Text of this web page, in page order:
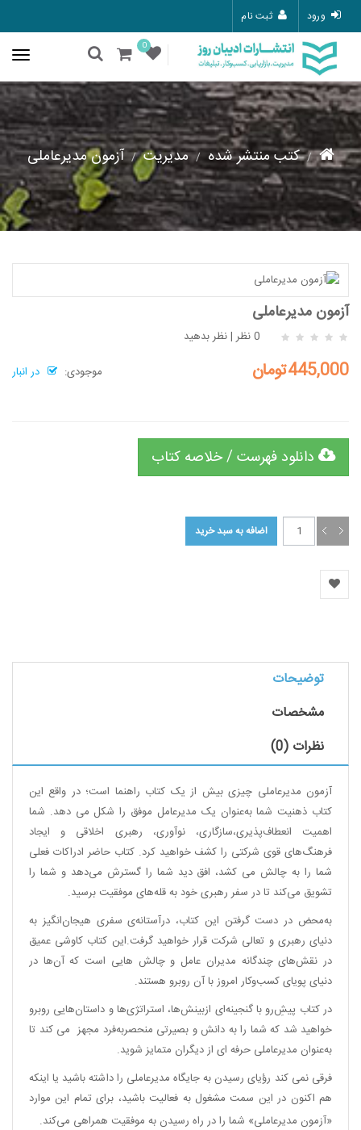
ورود ثبت نام
0
کتب منتشر شده مدیریت آزمون مدیرعاملی
آزمون مدیرعاملی
0 نظر |نظر بدهید
موجودی:
در انبار 445,000تومان
دانلود فهرست / خلاصه کتاب
توضیحات
مشخصات
نظرات (0)
آزمون مدیرعاملی چیزی بیش از یک کتاب راهنما است؛ در واقع این
کتاب ذهنیت شما به‌عنوان یک مدیرعامل موفق را شکل می دهد. شما
اهمیت انعطاف‌پذیری،سازگاری، نوآوری، رهبری اخلاقی و ایجاد
فرهنگ‌های قوی شرکتی را کشف خواهید کرد. کتاب حاضر ادراکات فعلی
شما را به چالش می کشد، افق دید شما را گسترش می‌دهد و شما را
تشویق می‌کند تا در سفر رهبری خود به قله‌های موفقیت برسید.
به‌محض در دست گرفتن این کتاب، درآستانه‌ی سفری هیجان‌انگیز به
دنیای رهبری و تعالی شرکت قرار خواهید گرفت.این کتاب کاوشی عمیق
در نقش‌های چندگانه مدیران عامل و چالش هایی است که آن‌ها در
دنیای پویای کسب‌وکار امروز با آن روبرو هستند.
در کتاب پیشِ‌رو با گنجینه‌ای ازبینش‌ها، استراتژی‌ها و داستان‌هایی روبرو
خواهید شد که شما را به دانش و بصیرتی منحصربه‌فرد مجهز می کند تا
به‌عنوان مدیرعاملی حرفه ای از دیگران متمایز شوید.
فرقی نمی کند رؤیای رسیدن به جایگاه مدیرعاملی را داشته باشید یا اینکه
هم‌ اکنون در این سمت مشغول به فعالیت باشید، برای تمام این موارد
«آزمون مدیرعاملی» شما را در راه رسیدن به موفقیت همراهی می‌کند.